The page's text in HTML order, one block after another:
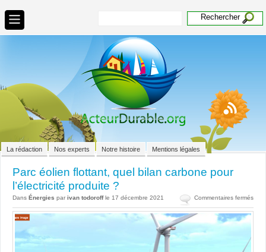
La rédaction Nos experts Notre histoire Mentions légales
Parc éolien flottant, quel bilan carbone pour
l’électricité produite ?
Dans Énergies par ivan todoroffle 17 décembre 2021 Commentaires ferméssur
Parc